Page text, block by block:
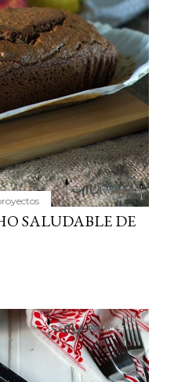
SALUDABLE DE